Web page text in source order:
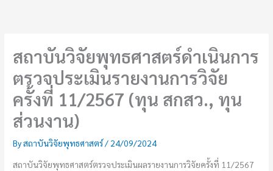
สถาบันวิจัยพุทธศาสตร์ดำเนินการ
ตรวจประเมินรายงานการวิจัย
ครั้งที่ 11/2567 (ทุน สกสว., ทุน
ส่วนงาน)
Byสถาบันวิจัยพุทธศาสตร์/ 24/09/2024
สถาบันวิจัยพุทธศาสตร์ตรวจประเมินผลรายงานการวิจัยครั้งที่ 11/2567